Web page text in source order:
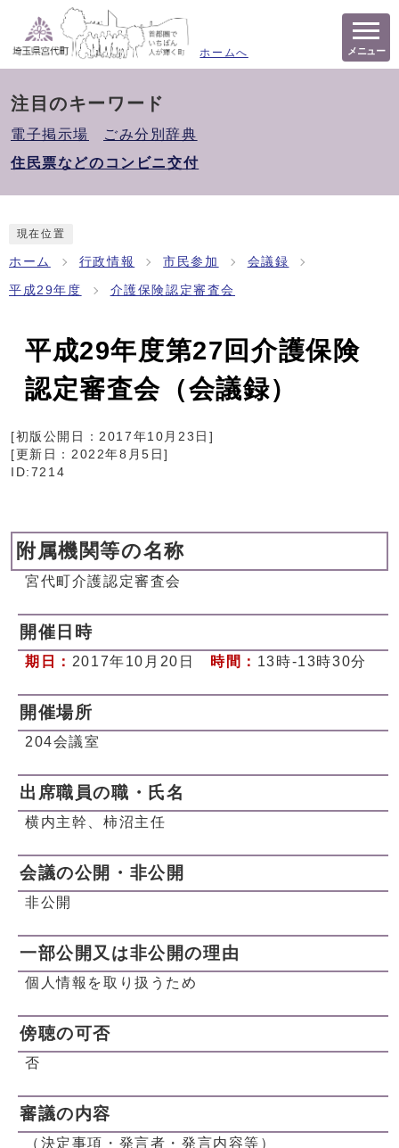
ホームへ メニュー
注目のキーワード
電子掲示場
ごみ分別辞典
住民票などのコンビニ交付
現在位置
ホーム 行政情報 市民参加 会議録
平成29年度 介護保険認定審査会
平成29年度第27回介護保険
認定審査会（会議録）
[初版公開日：2017年10月23日 ]
[更新日： 2022年8月5日]
ID:7214
附属機関等の名称
宮代町介護認定審査会
開催日時
期日： 2017年10月20日 時間： 13時-13時30分
開催場所
204会議室
出席職員の職・氏名
横内主幹、柿沼主任
会議の公開・非公開
非公開
一部公開又は非公開の理由
個人情報を取り扱うため
傍聴の可否
否
審議の内容
（決定事項・発言者・発言内容等）